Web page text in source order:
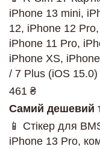
iPhone 13 mini,
12, iPhone 12
iPhone 11 Pro,
iPhone XS,
/ 7 Plus (iOS 15.0)
461 ₴
Самий дешевий
📱 Стікер для
iPhone 13 Pro,